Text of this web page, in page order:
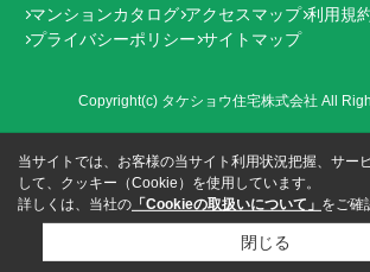
マンションカタログ アクセスマップ 利用規
プライバシーポリシー サイトマップ
Copyright(c) タケショウ住宅株式会社 All
当サイトでは、お客様の当サイト利用状況把握、サー
して、クッキー（Cookie）を使用しています。
詳しくは、当社の 「Cookieの取扱いについて」 をご確
閉じる